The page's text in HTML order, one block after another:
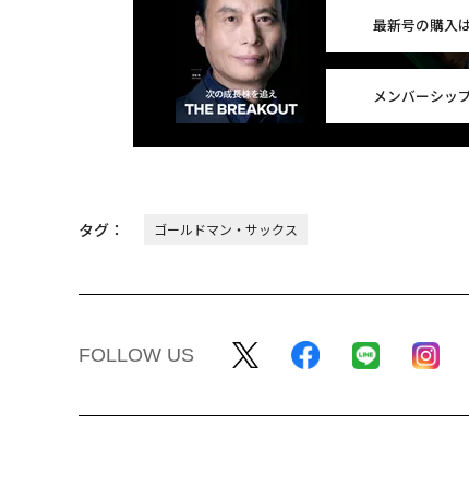
最新号の購入
メンバーシッ
タグ： ゴールドマン・サックス
FOLLOW US